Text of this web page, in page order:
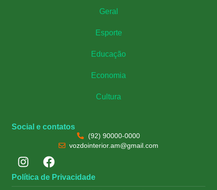
Geral
Esporte
Educação
Economia
Cultura
Social e contatos
(92) 90000-0000
vozdointerior.am@gmail.com
Política de Privacidade